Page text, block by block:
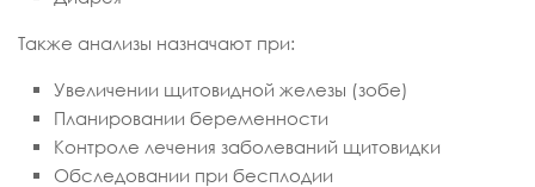
Также анализы назначают при:
Увеличении щитовидной железы (зобе)
Планировании беременности
Контроле лечения заболеваний щитовидки
Обследовании при бесплодии